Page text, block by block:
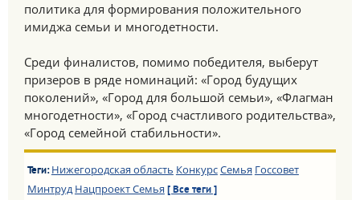
политика для формирования положительного
имиджа семьи и многодетности.
Среди финалистов, помимо победителя, выберут
призеров в ряде номинаций: «Город будущих
поколений», «Город для большой семьи», «Флагман
многодетности», «Город счастливого родительства»,
«Город семейной стабильности».
Теги: Нижегородская область КонкурсСемья Госсовет
Минтруд Нацпроект Семья [ Все теги ]